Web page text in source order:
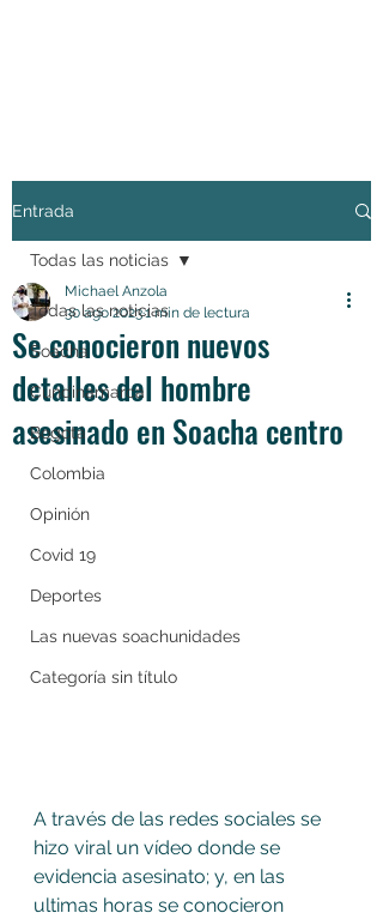
Entrada
Todas las noticias
Soacha
Cundinamarca
Bogotá
Colombia
Opinión
Covid 19
Deportes
Las nuevas soachunidades
Categoría sin título
Todas las noticias
Se conocieron nuevos
detalles del hombre
asesinado en Soacha centro
Michael Anzola
30 ago 20231 min de lectura
A través de las redes sociales se
hizo viral un vídeo donde se
evidencia asesinato; y, en las
ultimas horas se conocieron